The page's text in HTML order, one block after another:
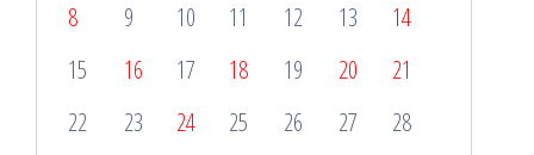
8
9 10 11 12 13
14
15
16 17 18 19 20
21
22
23 24 25 26 27
28